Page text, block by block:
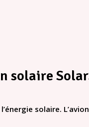
solaire
solaire.